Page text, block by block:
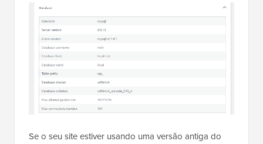
Se o seu site estiver usando uma versão antiga do